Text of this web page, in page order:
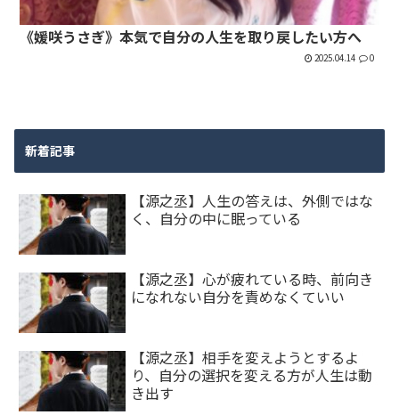
《媛咲うさぎ》本気で自分の人生を取り戻したい方へ
2025.04.14 0
新着記事
【源之丞】人生の答えは、外側ではな
く、自分の中に眠っている
【源之丞】心が疲れている時、前向き
になれない自分を責めなくていい
【源之丞】相手を変えようとするよ
り、自分の選択を変える方が人生は動
き出す